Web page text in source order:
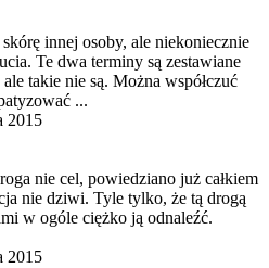
innej osoby, ale niekoniecznie
Te dwa terminy są zestawiane
takie nie są. Można współczuć
...
2015
nie cel, powiedziano już całkiem
nie dziwi. Tyle tylko, że tą drogą
w ogóle ciężko ją odnaleźć.
2015